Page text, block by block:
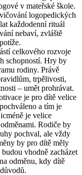
v mateřské škole.
logopedických
každodenní rituál
nebaví, zvláště
celkového rozvoje
schopností. Hry by
rodiny. Právě
trpělivosti,
– umět prohrávat.
je pro dítě velice
a tím je
je velice
Rodiče by
pochval, ale vždy
by pro dítě měly
vhodně zacházet
odměnu, kdy dítě